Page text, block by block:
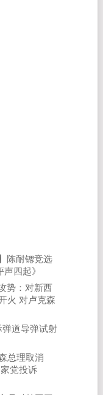
陈耐锶竞选
声四起》
势：对新西
火 对卢克森
道导弹试射
总理取消
党投诉